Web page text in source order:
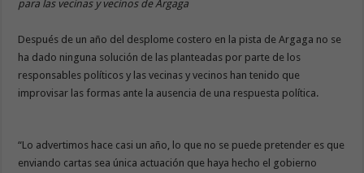
para las vecinas y vecinos de Argaga
Después de un año del desplome costero en la pista de Argaga no se
ha dado ninguna solución de las planteadas por parte de los
responsables políticos y las vecinas y vecinos han tenido que
improvisar las formas ante la ausencia de una respuesta política.
“Lo advertimos hace casi un año, lo que no se puede pretender es que
enviando cartas sea única actuación que haya hecho el gobierno